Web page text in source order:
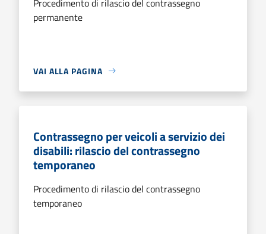
permanente
VAI ALLA PAGINA
Contrassegno per veicoli a servizio dei
disabili: rilascio del contrassegno
temporaneo
Procedimento di rilascio del contrassegno
temporaneo